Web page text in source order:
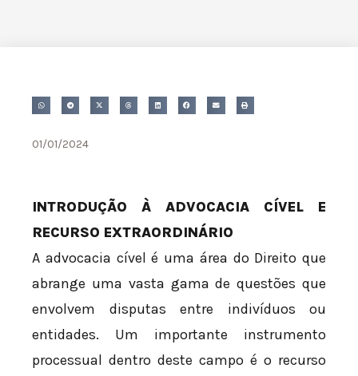
01/01/2024
INTRODUÇÃO À ADVOCACIA CÍVEL E
RECURSO EXTRAORDINÁRIO
A advocacia cível é uma área do Direito que
abrange uma vasta gama de questões que
envolvem disputas entre indivíduos ou
entidades. Um importante instrumento
processual dentro deste campo é o recurso